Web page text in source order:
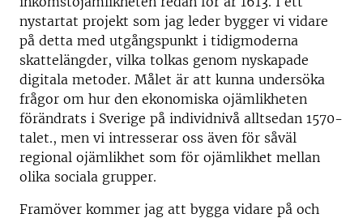
nystartat projekt som jag leder bygger vi vidare
på detta med utgångspunkt i tidigmoderna
skattelängder, vilka tolkas genom nyskapade
digitala metoder. Målet är att kunna undersöka
frågor om hur den ekonomiska ojämlikheten
förändrats i Sverige på individnivå alltsedan 1570-
talet., men vi intresserar oss även för såväl
regional ojämlikhet som för ojämlikhet mellan
olika sociala grupper.
Framöver kommer jag att bygga vidare på och